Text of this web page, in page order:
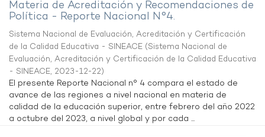
Materia de Acreditación y Recomendaciones de
Política - Reporte Nacional N°4.
Sistema Nacional de Evaluación, Acreditación y Certificación
de la Calidad Educativa - SINEACE (Sistema Nacional de
Evaluación, Acreditación y Certificación de la Calidad Educativa
- SINEACE, 2023-12-22)
El presente Reporte Nacional n° 4 compara el estado de
avance de las regiones a nivel nacional en materia de
calidad de la educación superior, entre febrero del año 2022
a octubre del 2023, a nivel global y por cada ...